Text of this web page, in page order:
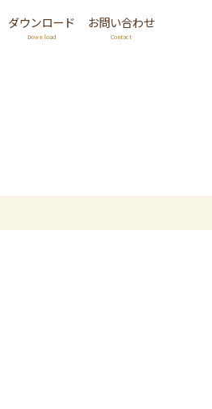
ダウンロード
Down load
お問い合わせ
Contact